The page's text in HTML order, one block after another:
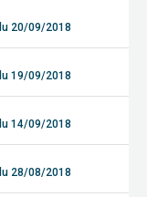
20/09/2018
19/09/2018
14/09/2018
28/08/2018